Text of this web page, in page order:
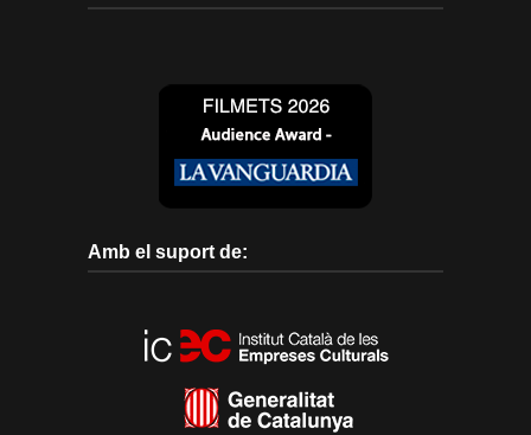
Amb el suport de: